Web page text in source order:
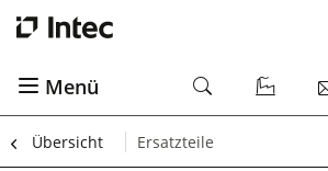
Menü
Übersicht Ersatzteile